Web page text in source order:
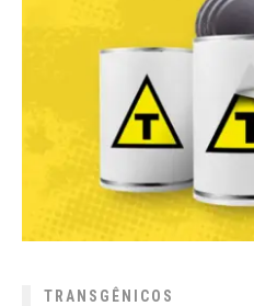
TRANSGÊNICOS